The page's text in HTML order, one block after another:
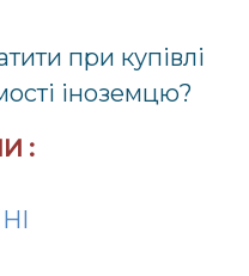
при купівлі
іноземцю?
: